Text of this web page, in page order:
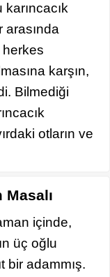
herkes
karşın,
Bilmediği
otların ve
içinde,
üç oğlu
bir adammış.